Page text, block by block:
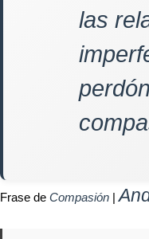
las
Frase de Compasión |